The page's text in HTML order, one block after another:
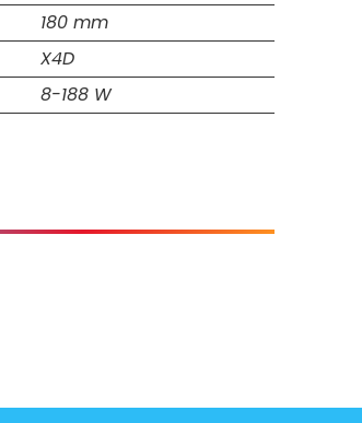
180 mm
X4D
8-188 W